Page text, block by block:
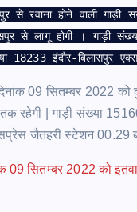
से रवाना होने वाली
से लागू होगी । गाड़ी
18233 इंदौर-बिलासपुर
09 सितम्बर 2022 को
रहेगी | गाड़ी संख्या
जैतहरी स्टेशन 00.29
सितम्बर 2022 को